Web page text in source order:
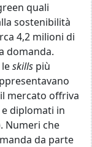
quali
sostenibilità
4,2 milioni di
domanda.
skills più
mercato offriva
diplomati in
Numeri che
da parte